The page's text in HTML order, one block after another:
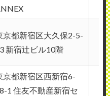
京都新宿区大久保2-5-
新宿辻ビル10階
京都新宿区西新宿6-
1 住友不動産新宿セ